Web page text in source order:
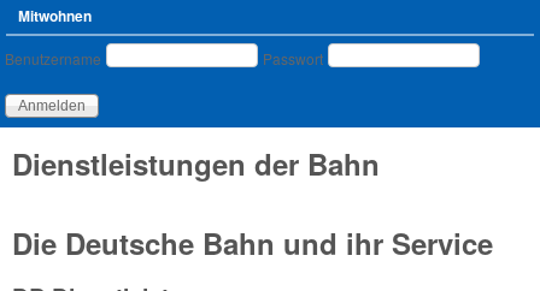
Mitwohnen
Benutzeranmeldung
Benutzername Passwort
Dienstleistungen der Bahn
Die Deutsche Bahn und ihr Service